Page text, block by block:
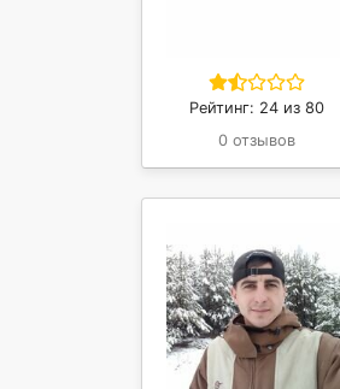
Рейтинг: 24 из 80
0 отзывов